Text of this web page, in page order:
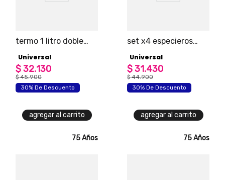
termo 1 litro doble
Universal
$32.130
$ 45.900
30% De Descuento
agregar al carrito
set x4 especieros
Universal
$31.430
$ 44.900
30% De Descuento
agregar al carrito
75 Años 75 Años